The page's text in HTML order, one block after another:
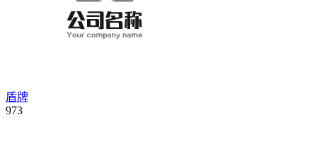
盾牌
973